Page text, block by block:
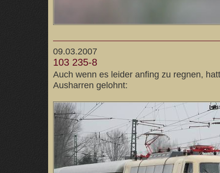
09.03.2007
103 235-8
Auch wenn es leider anfing zu regnen,
Ausharren gelohnt: